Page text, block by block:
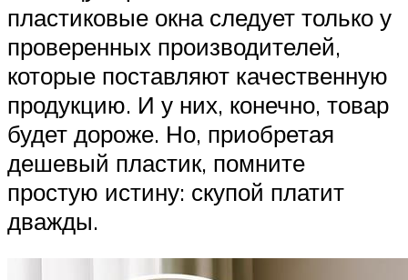
пластиковые окна следует только у
проверенных производителей,
которые поставляют качественную
продукцию. И у них, конечно, товар
будет дороже. Но, приобретая
дешевый пластик, помните
простую истину: скупой платит
дважды.